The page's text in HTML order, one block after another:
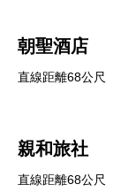
朝聖酒店
直線距離68公尺
親和旅社
直線距離68公尺